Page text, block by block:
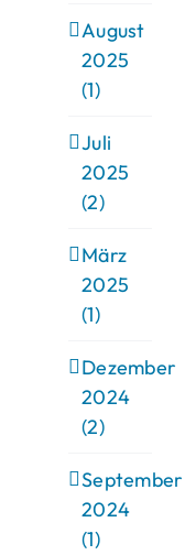
August
2025
(1)
Juli
2025
(2)
März
2025
(1)
Dezember
2024
(2)
September
2024
(1)